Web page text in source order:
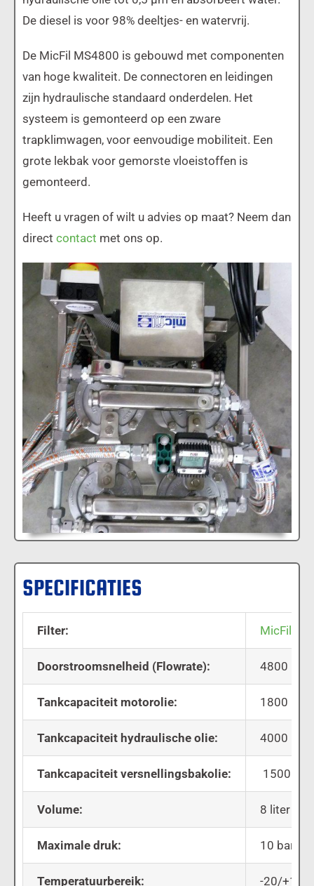
De diesel is voor 98% deeltjes- en watervrij.
De MicFil MS4800 is gebouwd met componenten
van hoge kwaliteit. De connectoren en leidingen
zijn hydraulische standaard onderdelen. Het
systeem is gemonteerd op een zware
trapklimwagen, voor eenvoudige mobiliteit. Een
grote lekbak voor gemorste vloeistoffen is
gemonteerd.
Heeft u vragen of wilt u advies op maat? Neem dan
direct contact met ons op.
SPECIFICATIES
Filter: MicFil
Doorstroomsnelheid (Flowrate): 4800 liter
Tankcapaciteit motorolie: 1800 liter
Tankcapaciteit hydraulische olie: 4000 liter
Tankcapaciteit versnellingsbakolie: 1500 liter
Volume: 8 liter
Maximale druk: 10 bar
Temperatuurbereik: -20/+120